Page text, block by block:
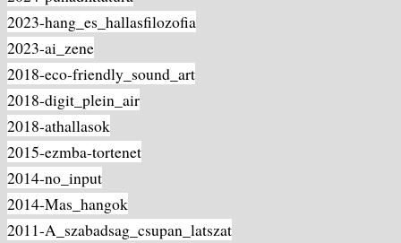
2023-hang_es_hallasfilozofia
2023-ai_zene
2018-eco-friendly_sound_art
2018-digit_plein_air
2018-athallasok
2015-ezmba-tortenet
2014-no_input
2014-Mas_hangok
2011-A_szabadsag_csupan_latszat